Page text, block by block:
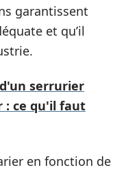
garantissent
et qu’il
serrurier
: ce qu'il faut
en fonction de